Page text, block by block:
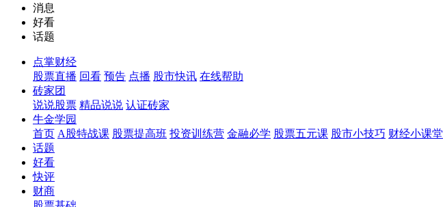
消息
好看
话题
点掌财经
股票直播 回看 预告 点播 股市快讯 在线帮助
砖家团
说说股票 精品说说 认证砖家
牛金学园
首页 A股特战课 股票提高班 投资训练营 金融必学 股票五元课 股市小技巧 财经小课堂
话题
好看
快评
财商